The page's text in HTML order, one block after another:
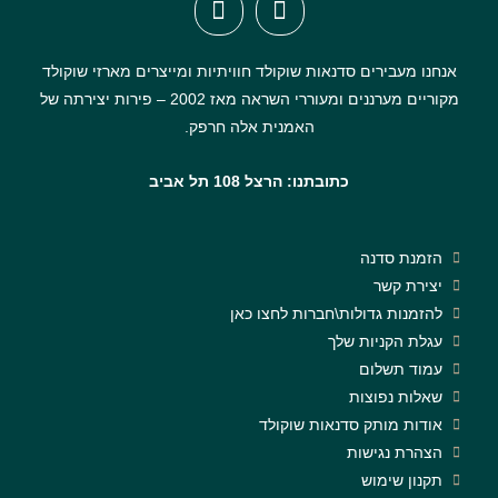
אנחנו מעבירים סדנאות שוקולד חוויתיות ומייצרים מארזי שוקולד
מקוריים מערננים ומעוררי השראה מאז 2002 – פירות יצירתה של
האמנית אלה חרפק.
כתובתנו: הרצל 108 תל אביב
הזמנת סדנה
יצירת קשר
להזמנות גדולות\חברות לחצו כאן
עגלת הקניות שלך
עמוד תשלום
שאלות נפוצות
אודות מותק סדנאות שוקולד
הצהרת נגישות
תקנון שימוש